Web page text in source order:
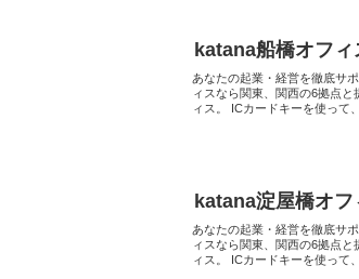
katana船橋オフィ
あなたの起業・経営を徹底サ
ィスなら関東、関西の6拠点
ィス。 ICカードキーを使って
katana淀屋橋オフ
あなたの起業・経営を徹底サ
ィスなら関東、関西の6拠点
ィス。 ICカードキーを使って